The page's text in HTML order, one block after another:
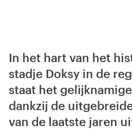
In het hart van het
stadje Doksy in de
staat het
dankzij de
van de laatste jaren